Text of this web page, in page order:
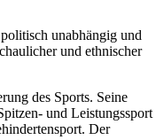
unabhängig und
und ethnischer
des Sports. Seine
und Leistungssport
Der